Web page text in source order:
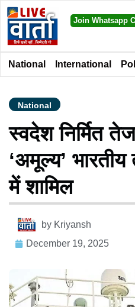
Join Whatsapp
National International
National
स्वदेश निर्मित
‘अमूल्य’
में शामिल
by Kriyansh
December 19, 2025